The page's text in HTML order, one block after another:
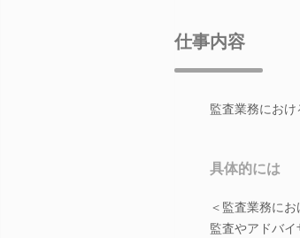
仕事内容
監査業務にお
具体的には
＜監査業務に
監査やアドバ